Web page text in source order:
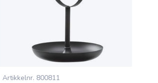
Artikkelnr. 800811